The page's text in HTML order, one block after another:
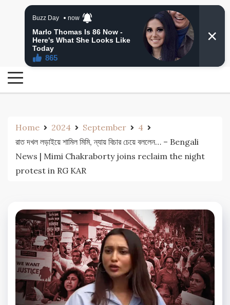
24 Ghanta Bangla News
24 Ghanta Bengali News
Home 2024 September
4
রাত দখল লড়াইয়ে শামিল মিমি, ন্যায় বিচার চেয়ে বললেন… – Bengali
News | Mimi Chakraborty joins reclaim the night
protest in RG KAR